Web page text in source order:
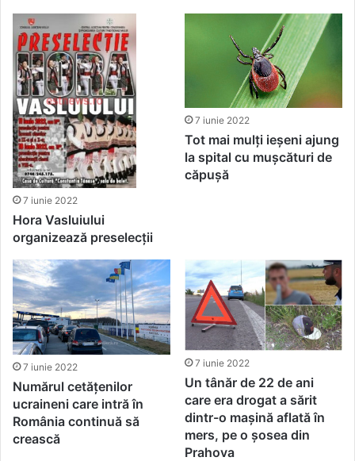
7 iunie 2022
Hora Vasluiului
organizează preselecții
7 iunie 2022
Tot mai mulți ieșeni ajung
la spital cu mușcături de
căpușă
7 iunie 2022
Numărul cetățenilor
ucraineni care intră în
România continuă să
crească
7 iunie 2022
Un tânăr de 22 de ani
care era drogat a sărit
dintr-o mașină aflată în
mers, pe o șosea din
Prahova